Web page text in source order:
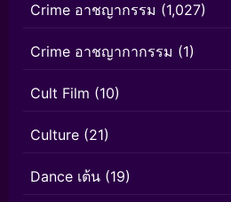
Crime อาชญากรรม (1,027)
Crime อาชญากากรรม (1)
Cult Film (10)
Culture (21)
Dance เต้น (19)